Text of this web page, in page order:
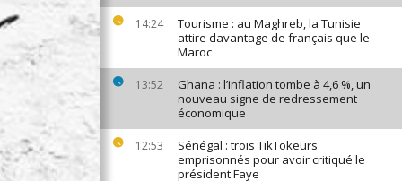
14:24
Tourisme : au Maghreb, la Tunisie
attire davantage de français que le
Maroc
13:52
Ghana : l’inflation tombe à 4,6 %, un
nouveau signe de redressement
économique
12:53
Sénégal : trois TikTokeurs
emprisonnés pour avoir critiqué le
président Faye